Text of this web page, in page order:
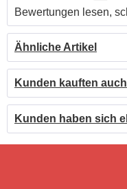
Bewertungen lesen,
Ähnliche Artikel
Kunden kauften auch
Kunden haben sich